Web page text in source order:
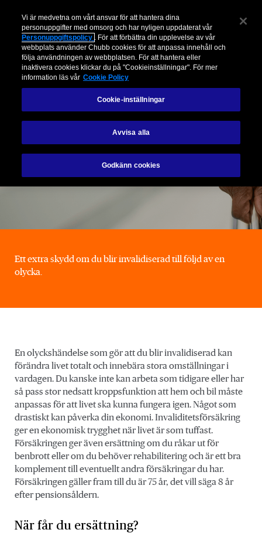
Invaliditetsförsäkring
Ett extra skydd om du blir invalidiserad till följd av en
olycka.
En olyckshändelse som gör att du blir invalidiserad kan
förändra livet totalt och innebära stora omställningar i
vardagen. Du kanske inte kan arbeta som tidigare eller har
så pass stor nedsatt kroppsfunktion att hem och bil måste
anpassas för att livet ska kunna fungera igen. Något som
drastiskt kan påverka din ekonomi. Invaliditetsförsäkring
ger en ekonomisk trygghet när livet är som tuffast.
Försäkringen ger även ersättning om du råkar ut för
benbrott eller om du behöver rehabilitering och är ett bra
komplement till eventuellt andra försäkringar du har.
Försäkringen gäller fram till du är 75 år, det vill säga 8 år
efter pensionsåldern.
När får du ersättning?
Vi är medvetna om vårt ansvar för att hantera dina
personuppgifter med omsorg och har nyligen uppdaterat vår
Personuppgiftspolicy . För att förbättra din upplevelse av vår
webbplats använder Chubb cookies för att anpassa innehåll och
följa användningen av webbplatsen. För att hantera eller
inaktivera cookies klickar du på "Cookieinställningar". För mer
information läs vår Cookie Policy
Cookie-inställningar
Avvisa alla
Godkänn cookies